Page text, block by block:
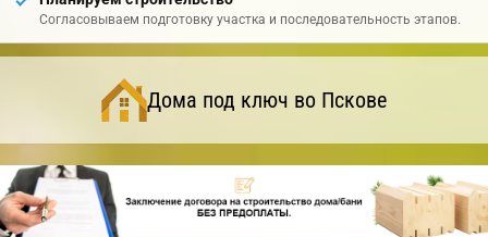
Согласовываем подготовку участка и последовательность этапов.
Дома под ключ во Пскове